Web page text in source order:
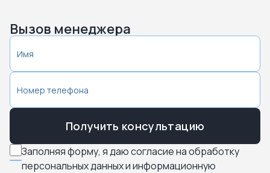
Вызов менеджера
Заполняя форму, я даю согласие на обработку
персональных данных и информационную
Получить консультацию